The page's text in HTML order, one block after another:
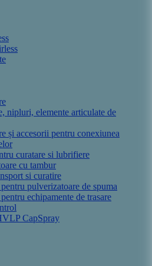
nipluri, elemente articulate de
și accesorii pentru conexiunea
curatare si lubrifiere
cu tambur
si curatire
pulverizatoare de spuma
echipamente de trasare
CapSpray